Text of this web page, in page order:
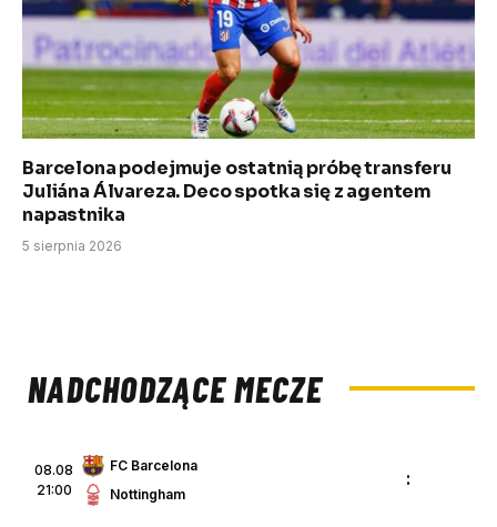
Barcelona podejmuje ostatnią próbę transferu
Juliána Álvareza. Deco spotka się z agentem
napastnika
5 sierpnia 2026
NADCHODZĄCE MECZE
08.08
21:00
FC Barcelona
Nottingham
: